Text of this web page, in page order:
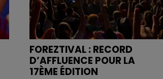
FOREZTIVAL : RECORD
D’AFFLUENCE POUR LA
17ÈME ÉDITION